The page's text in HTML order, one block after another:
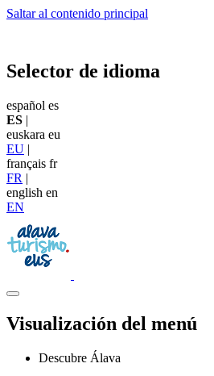
Saltar al contenido principal
Selector de idioma
español es
ES |
euskara eu
EU |
français fr
FR |
english en
EN
Visualización del menú
Descubre Álava